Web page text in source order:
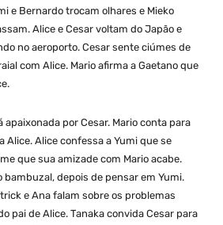
e Bernardo trocam olhares e Mieko
Alice e Cesar voltam do Japão e
no aeroporto. Cesar sente ciúmes de
com Alice. Mario afirma a Gaetano que
apaixonada por Cesar. Mario conta para
Alice. Alice confessa a Yumi que se
que sua amizade com Mario acabe.
bambuzal, depois de pensar em Yumi.
e Ana falam sobre os problemas
pai de Alice. Tanaka convida Cesar para